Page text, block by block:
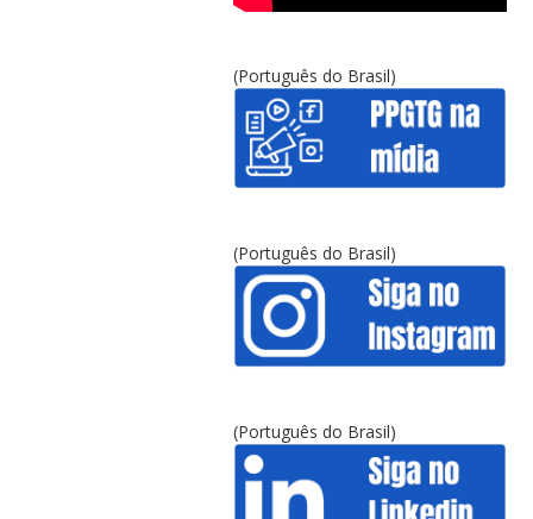
(Português do Brasil)
(Português do Brasil)
(Português do Brasil)